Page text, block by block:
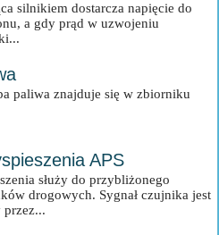
silnikiem dostarcza napięcie do
a gdy prąd w uzwojeniu
paliwa znajduje się w zbiorniku
APS
służy do przybliżonego
drogowych. Sygnał czujnika jest